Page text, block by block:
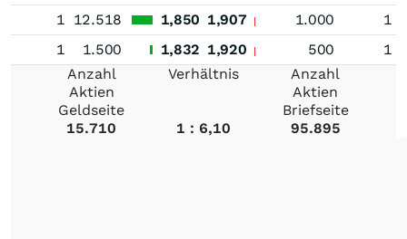
1 12.518 1,850 1,907 1.000
1
1
1.500 1,832 1,920 500
1
Anzahl
Aktien
Geldseite
Verhältnis
Anzahl
Aktien
Briefseite
15.710
1 : 6,10 95.895